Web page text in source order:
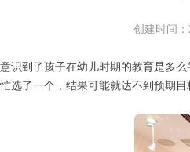
识到了孩子在幼儿时期的教育是多
选了一个，结果可能就达不到预期
创建时间：